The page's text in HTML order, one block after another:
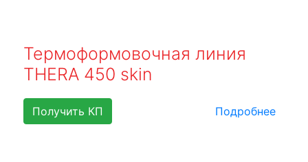
Термоформовочная линия
THERA 450 skin
Получить КП Подробнее